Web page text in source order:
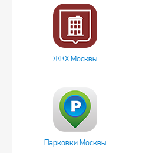
ЖКХ Москвы
Парковки Москвы